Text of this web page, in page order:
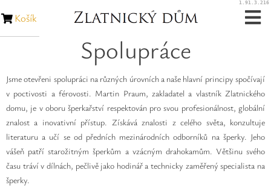
Zásnubní prsteny
Snubní prsteny
Zakázková výroba
Opravy šperků
Opravy hodinek
Košík
1.91.3.216
Spolupráce
Jsme otevřeni spolupráci na různých úrovních a naše hlavní principy spočívají
v poctivosti a férovosti. Martin Praum, zakladatel a vlastník Zlatnického
domu, je v oboru šperkařství respektován pro svou profesionálnost, globální
znalost a inovativní přístup. Získává znalosti z celého světa, konzultuje
literaturu a učí se od předních mezinárodních odborníků na šperky. Jeho
vášeň patří starožitným šperkům a vzácným drahokamům. Většinu svého
času tráví v dílnách, pečlivě jako hodinář a technicky zaměřený specialista na
šperky.